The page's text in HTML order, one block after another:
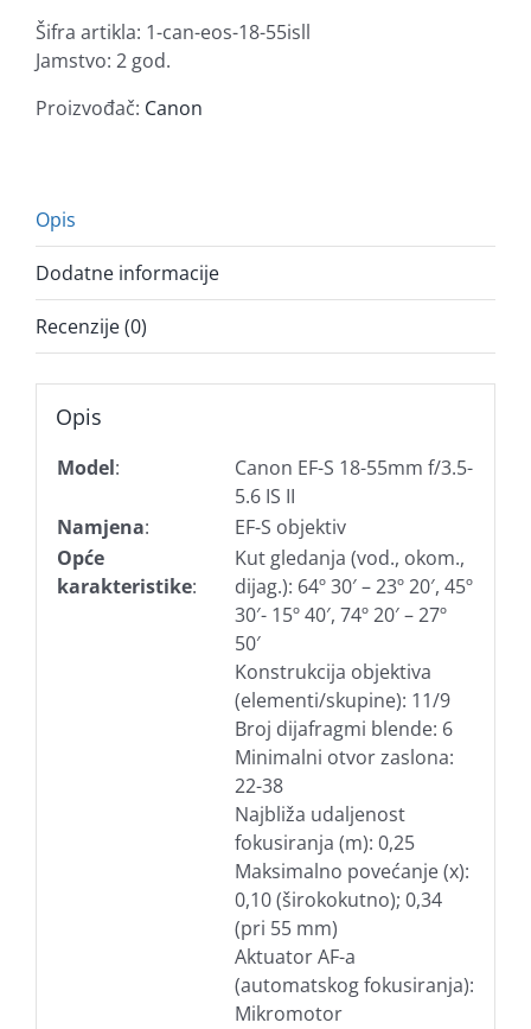
Šifra artikla: 1-can-eos-18-55isll
Jamstvo: 2 god.
Proizvođač: Canon
Opis
Dodatne informacije
Recenzije (0)
Opis
Model:
Canon EF-S 18-55mm f/3.5-
5.6 IS II
Namjena:
EF-S objektiv
Opće
karakteristike:
Kut gledanja (vod., okom.,
dijag.): 64º 30′ – 23º 20′, 45º
30′- 15º 40′, 74º 20′ – 27º
50′
Konstrukcija objektiva
(elementi/skupine): 11/9
Broj dijafragmi blende: 6
Minimalni otvor zaslona:
22-38
Najbliža udaljenost
fokusiranja (m): 0,25
Maksimalno povećanje (x):
0,10 (širokokutno); 0,34
(pri 55 mm)
Aktuator AF-a
(automatskog fokusiranja):
Mikromotor